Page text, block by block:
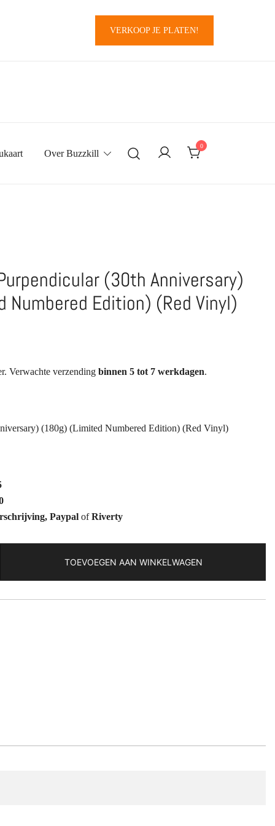
VERKOOP JE PLATEN!
Over Buzzkill
0
(30th Anniversary)
Edition) (Red Vinyl)
Verwachte verzending binnen 5 tot 7 werkdagen.
(180g) (Limited Numbered Edition) (Red Vinyl)
Paypal ofRiverty
TOEVOEGEN AAN WINKELWAGEN